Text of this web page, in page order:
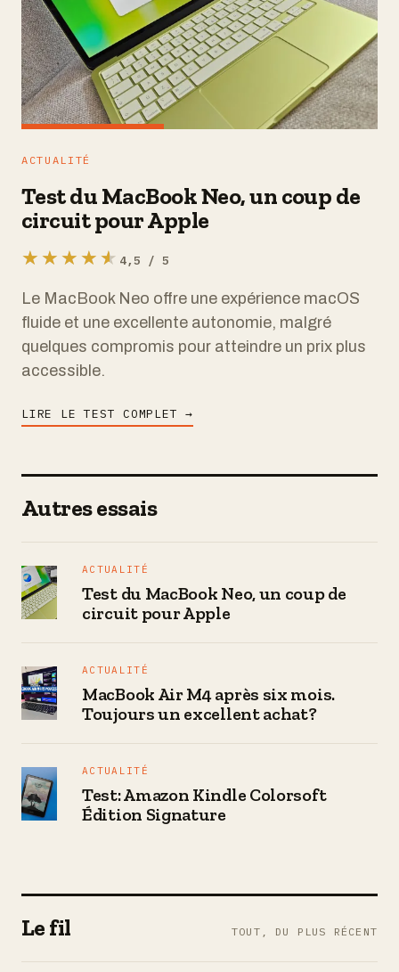
ACTUALITÉ
Test du MacBook Neo, un coup de
circuit pour Apple
★★★★★
★★★★★ 4,5 / 5
Le MacBook Neo offre une expérience macOS
fluide et une excellente autonomie, malgré
quelques compromis pour atteindre un prix plus
accessible.
LIRE LE TEST COMPLET →
Autres essais
ACTUALITÉ
Test du MacBook Neo, un coup de
circuit pour Apple
ACTUALITÉ
MacBook Air M4 après six mois.
Toujours un excellent achat?
ACTUALITÉ
Test: Amazon Kindle Colorsoft
Édition Signature
Le fil TOUT, DU PLUS RÉCENT